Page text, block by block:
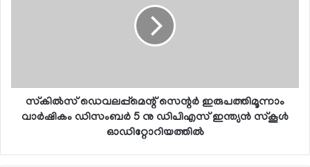
സ്‌കില്‍സ് ഡെവലപ്പ്‌മെന്റ് സെന്റര്‍ ഇരുപത്തിമൂന്നാം
വാര്‍ഷികം ഡിസംബര്‍ 5 നു ഡിപിഎസ് ഇന്ത്യന്‍ സ്‌കൂള്‍
ഓഡിറ്റോറിയത്തില്‍